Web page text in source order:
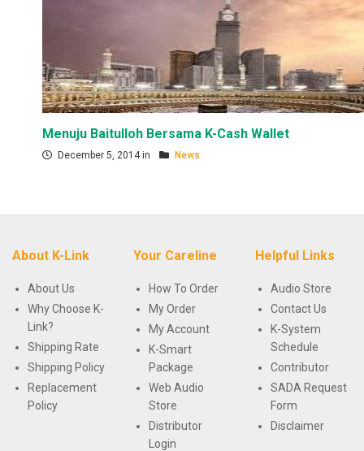
Menuju Baitulloh Bersama K-Cash Wallet
December 5, 2014 in News
About K-Link
About Us
Why Choose K-
Link?
Shipping Rate
Shipping Policy
Replacement
Policy
Your Careline
How To Order
My Order
My Account
K-Smart
Package
Web Audio
Store
Distributor
Login
Helpful Links
Audio Store
Contact Us
K-System
Schedule
Contributor
SADA Request
Form
Disclaimer